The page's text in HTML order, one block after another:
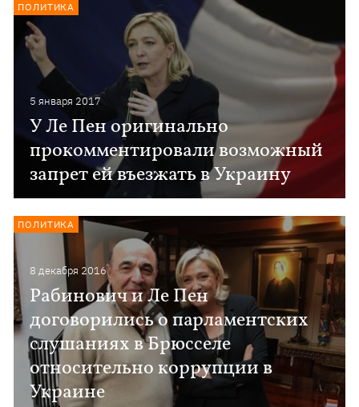
5 января 2017
У Ле Пен оригинально
прокомментировали возможный
запрет ей въезжать в Украину
ПОЛИТИКА
8 декабря 2016
Рабинович и Ле Пен
договорились о парламентских
слушаниях в Брюсселе
относительно коррупции в
Украине
ПОЛИТИКА